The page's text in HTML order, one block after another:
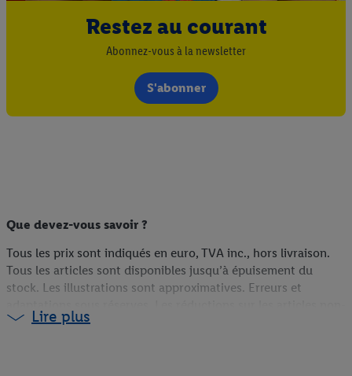
Restez au courant
Abonnez-vous à la newsletter
S'abonner
Que devez-vous savoir ?
Tous les prix sont indiqués en euro, TVA inc., hors livraison.
Tous les articles sont disponibles jusqu’à épuisement du
stock. Les illustrations sont approximatives. Erreurs et
food sont calculées sur la base du prix du webshop (s’ils sont
Lire plus